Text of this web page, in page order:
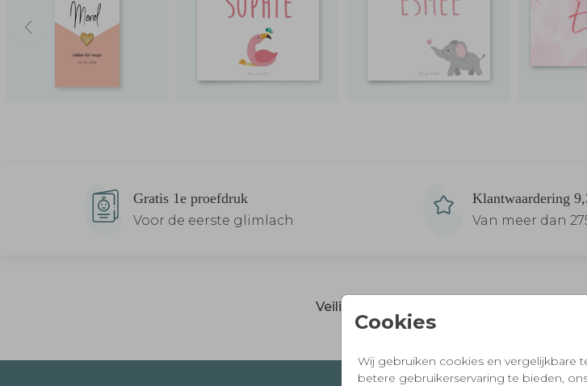
Cookies
Wij gebruiken cookies en vergelijkbare
betere gebruikerservaring te bieden,
Gratis 1e proefdruk
Voor de eerste glimlach
Klantwaardering
Van meer dan
Veilig en vertrouwd winkelen en betalen